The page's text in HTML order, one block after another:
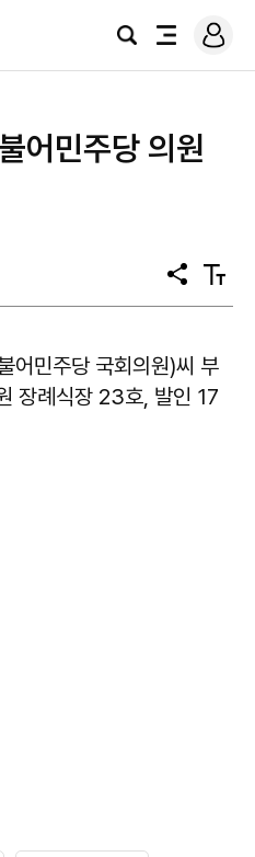
검
전
로
그
어민주당 의원
공
유
텍
스
기
어민주당 국회의원)씨 부
장례식장 23호, 발인 17